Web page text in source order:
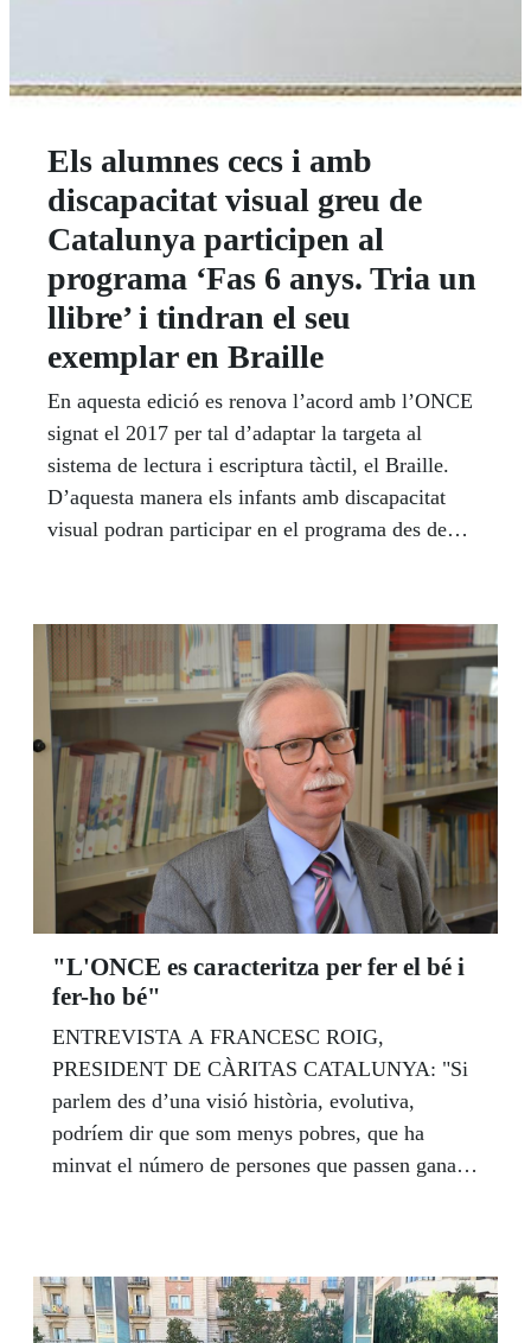
Els alumnes cecs i amb
discapacitat visual greu de
Catalunya participen al
programa ‘Fas 6 anys. Tria un
llibre’ i tindran el seu
exemplar en Braille
En aquesta edició es renova l’acord amb l’ONCE
signat el 2017 per tal d’adaptar la targeta al
sistema de lectura i escriptura tàctil, el Braille.
D’aquesta manera els infants amb discapacitat
visual podran participar en el programa des de
"L'ONCE es caracteritza per fer el bé i
fer-ho bé"
ENTREVISTA A FRANCESC ROIG,
PRESIDENT DE CÀRITAS CATALUNYA: "Si
parlem des d’una visió història, evolutiva,
podríem dir que som menys pobres, que ha
minvat el número de persones que passen gana o
però també podem dir que cada cop augmenta
més la desigualtat i que aquest sistema econòmic